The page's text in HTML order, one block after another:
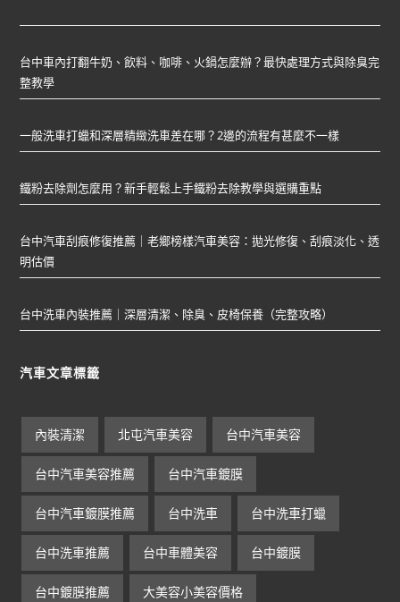
台中車內打翻牛奶、飲料、咖啡、火鍋怎麼辦？最快處理方式與除臭完
整教學
一般洗車打蠟和深層精緻洗車差在哪？2邊的流程有甚麼不一樣
鐵粉去除劑怎麼用？新手輕鬆上手鐵粉去除教學與選購重點
台中汽車刮痕修復推薦｜老鄉榜樣汽車美容：拋光修復、刮痕淡化、透
明估價
台中洗車內裝推薦｜深層清潔、除臭、皮椅保養（完整攻略）
汽車文章標籤
內裝清潔 北屯汽車美容 台中汽車美容
台中汽車美容推薦 台中汽車鍍膜
台中汽車鍍膜推薦 台中洗車 台中洗車打蠟
台中洗車推薦 台中車體美容 台中鍍膜
台中鍍膜推薦 大美容小美容價格